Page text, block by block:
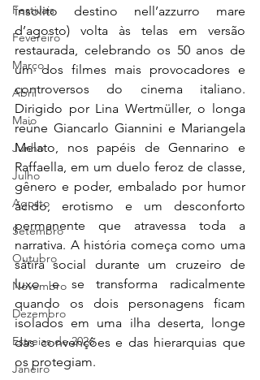
Festivais
Fevereiro
Março
Abril
Maio
Junho
Julho
Agosto
Setembro
Outubro
Novembro
Dezembro
Estreias de 2026
Janeiro
insolito destino nell’azzurro mare
d’agosto) volta às telas em versão
restaurada, celebrando os 50 anos de
um dos filmes mais provocadores e
controversos do cinema italiano.
Dirigido por Lina Wertmüller, o longa
reúne Giancarlo Giannini e Mariangela
Melato, nos papéis de Gennarino e
Raffaella, em um duelo feroz de classe,
gênero e poder, embalado por humor
ácido, erotismo e um desconforto
permanente que atravessa toda a
narrativa. A história começa como uma
sátira social durante um cruzeiro de
luxo e se transforma radicalmente
quando os dois personagens ficam
isolados em uma ilha deserta, longe
das convenções e das hierarquias que
os protegiam.